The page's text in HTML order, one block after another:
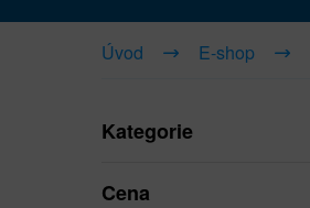
Úvod E-shop
Kategorie
Cena